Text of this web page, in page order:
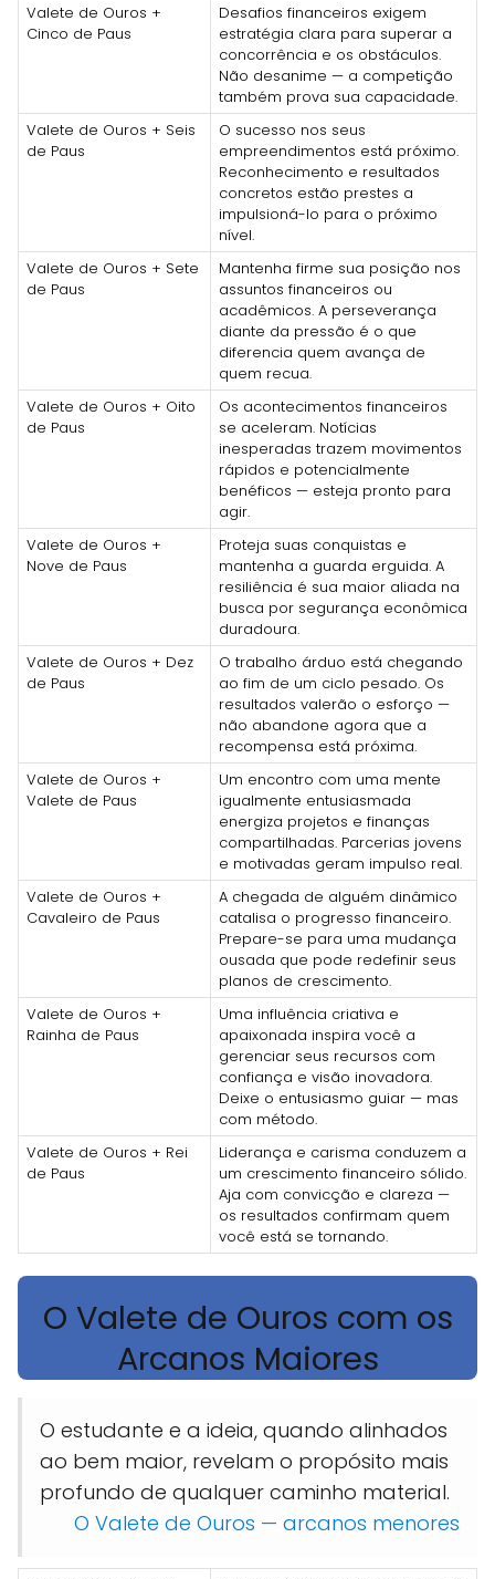
Valete de Ouros +
Cinco de Paus
Desafios financeiros exigem
estratégia clara para superar a
concorrência e os obstáculos.
Não desanime — a competição
também prova sua capacidade.
Valete de Ouros + Seis
de Paus
O sucesso nos seus
empreendimentos está próximo.
Reconhecimento e resultados
concretos estão prestes a
impulsioná-lo para o próximo
nível.
Valete de Ouros + Sete
de Paus
Mantenha firme sua posição nos
assuntos financeiros ou
acadêmicos. A perseverança
diante da pressão é o que
diferencia quem avança de
quem recua.
Valete de Ouros + Oito
de Paus
Os acontecimentos financeiros
se aceleram. Notícias
inesperadas trazem movimentos
rápidos e potencialmente
benéficos — esteja pronto para
agir.
Valete de Ouros +
Nove de Paus
Proteja suas conquistas e
mantenha a guarda erguida. A
resiliência é sua maior aliada na
busca por segurança econômica
duradoura.
Valete de Ouros + Dez
de Paus
O trabalho árduo está chegando
ao fim de um ciclo pesado. Os
resultados valerão o esforço —
não abandone agora que a
recompensa está próxima.
Valete de Ouros +
Valete de Paus
Um encontro com uma mente
igualmente entusiasmada
energiza projetos e finanças
compartilhadas. Parcerias jovens
e motivadas geram impulso real.
Valete de Ouros +
Cavaleiro de Paus
A chegada de alguém dinâmico
catalisa o progresso financeiro.
Prepare-se para uma mudança
ousada que pode redefinir seus
planos de crescimento.
Valete de Ouros +
Rainha de Paus
Uma influência criativa e
apaixonada inspira você a
gerenciar seus recursos com
confiança e visão inovadora.
Deixe o entusiasmo guiar — mas
com método.
Valete de Ouros + Rei
de Paus
Liderança e carisma conduzem a
um crescimento financeiro sólido.
Aja com convicção e clareza —
os resultados confirmam quem
você está se tornando.
O Valete de Ouros com os
Arcanos Maiores
O estudante e a ideia, quando alinhados
ao bem maior, revelam o propósito mais
profundo de qualquer caminho material.
O Valete de Ouros — arcanos menores